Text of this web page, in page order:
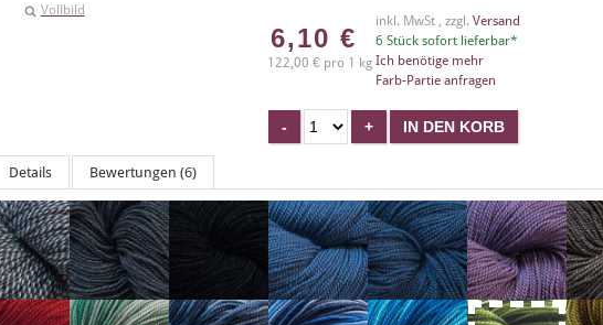
Vollbild
6,10 €
122,00 € pro 1 kg
inkl. MwSt , zzgl. Versand
6 Stück sofort lieferbar*
Ich benötige mehr
Farb-Partie anfragen
Details Bewertungen (6)